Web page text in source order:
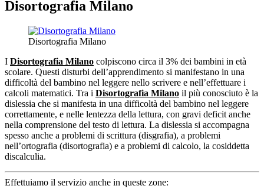
Disortografia Milano
Disortografia Milano
I Disortografia Milano colpiscono circa il 3% dei bambini in età
scolare. Questi disturbi dell’apprendimento si manifestano in una
difficoltà del bambino nel leggere nello scrivere e nell’effettuare i
calcoli matematici. Tra i Disortografia Milano il più conosciuto è la
dislessia che si manifesta in una difficoltà del bambino nel leggere
correttamente, e nelle lentezza della lettura, con gravi deficit anche
nella comprensione del testo di lettura. La dislessia si accompagna
spesso anche a problemi di scrittura (disgrafia), a problemi
nell’ortografia (disortografia) e a problemi di calcolo, la cosiddetta
discalculia.
Effettuiamo il servizio anche in queste zone: